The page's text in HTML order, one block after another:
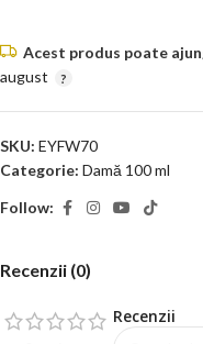
Acest produs poate
august
SKU: EYFW70
Categorie: Damă 100 ml
Follow:
Recenzii (0)
Recenzii